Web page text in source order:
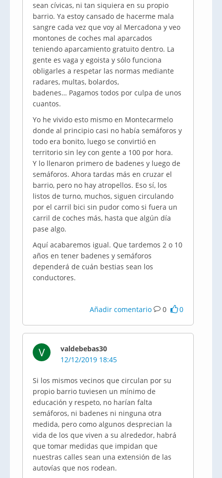
sean cívicas, ni tan siquiera en su propio
barrio. Ya estoy cansado de hacerme mala
sangre cada vez que voy al Mercadona y veo
montones de coches mal aparcados
teniendo aparcamiento gratuito dentro. La
gente es vaga y egoista y sólo funciona
obligarles a respetar las normas mediante
radares, multas, bolardos,
badenes… Pagamos todos por culpa de unos
cuantos.
Yo he vivido esto mismo en Montecarmelo
donde al principio casi no había semáforos y
todo era bonito, luego se convirtió en
territorio sin ley con gente a 100 por hora.
Y lo llenaron primero de badenes y luego de
semáforos. Ahora tardas más en cruzar el
barrio, pero no hay atropellos. Eso sí, los
listos de turno, muchos, siguen circulando
por el carril bici sin pudor como si fuera un
carril de coches más, hasta que algún día
pase algo.
Aquí acabaremos igual. Que tardemos 2 o 10
años en tener badenes y semáforos
dependerá de cuán bestias sean los
conductores.
Añadir comentario 0 0
V
valdebebas30
12/12/2019 18:45
Si los mismos vecinos que circulan por su
propio barrio tuviesen un mínimo de
educación y respeto, no harían falta
semáforos, ni badenes ni ninguna otra
medida, pero como algunos desprecian la
vida de los que viven a su alrededor, habrá
que tomar medidas que impidan que
nuestras calles sean una extensión de las
autovías que nos rodean.